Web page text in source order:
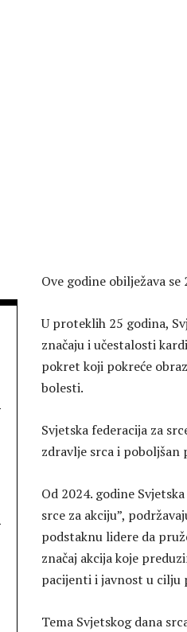
Ove godine obilježava
U proteklih 25 godina,
značaju i učestalosti
pokret koji pokreće
bolesti.
Svjetska federacija za
zdravlje srca i
Od 2024. godine
srce za akciju”,
podstaknu lidere da
značaj akcija koje
pacijenti i javnost u cilju
Tema Svjetskog dana